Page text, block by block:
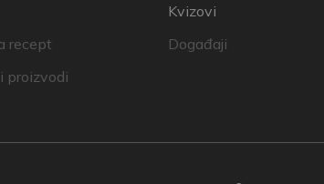
recept
proizvodi
Kvizovi
Događaji